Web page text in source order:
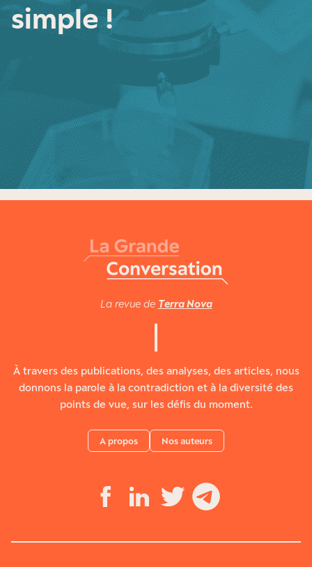
simple !
La revue de Terra Nova
À travers des publications, des analyses, des articles, nous
donnons la parole à la contradiction et à la diversité des
points de vue, sur les défis du moment.
A propos Nos auteurs